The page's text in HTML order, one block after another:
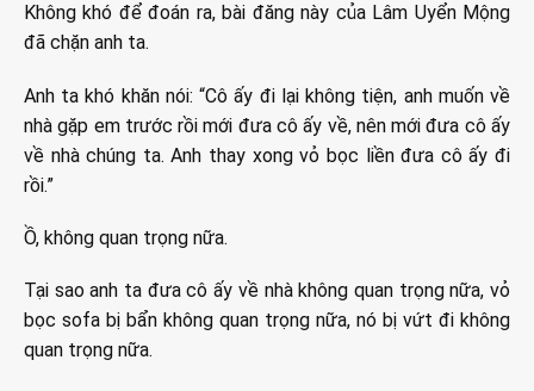
Không khó để đoán ra, bài đăng này của Lâm Uyển Mộng
đã chặn anh ta.
Anh ta khó khăn nói: “Cô ấy đi lại không tiện, anh muốn về
nhà gặp em trước rồi mới đưa cô ấy về, nên mới đưa cô ấy
về nhà chúng ta. Anh thay xong vỏ bọc liền đưa cô ấy đi
rồi.”
Ồ, không quan trọng nữa.
Tại sao anh ta đưa cô ấy về nhà không quan trọng nữa, vỏ
bọc sofa bị bẩn không quan trọng nữa, nó bị vứt đi không
quan trọng nữa.